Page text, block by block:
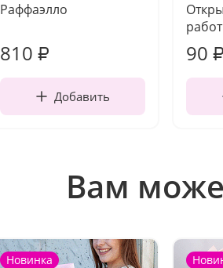
Раффаэлло
810 ₽
Добавить
90 ₽
Вам
Новинка